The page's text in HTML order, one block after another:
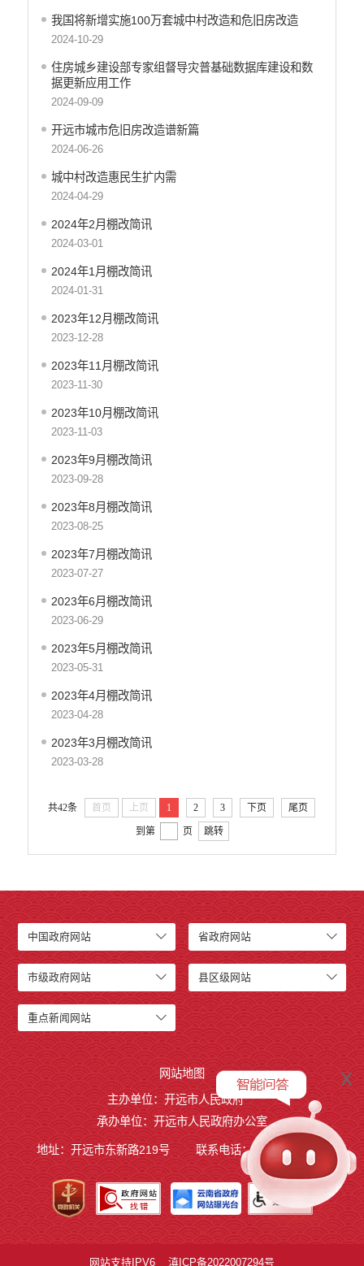
公务员管理
重大决策
财政资金直达基层
稳岗就业
应急预案
公共文化服务
涉农补贴
疫情防控
养老服务
规划计划
重大决策预公开
生态环境
食品药品监管
政府集中采购
环保督察
医疗卫生
行政许可
乡村振兴工作信息公开
我国将新增实施100万套城中村改造和危旧房改造
2024-10-29
住房城乡建设部专家组督导灾普基础数据库建设和数
据更新应用工作
2024-09-09
开远市城市危旧房改造谱新篇
2024-06-26
城中村改造惠民生扩内需
2024-04-29
2024年2月棚改简讯
2024-03-01
2024年1月棚改简讯
2024-01-31
2023年12月棚改简讯
2023-12-28
2023年11月棚改简讯
2023-11-30
2023年10月棚改简讯
2023-11-03
2023年9月棚改简讯
2023-09-28
2023年8月棚改简讯
2023-08-25
2023年7月棚改简讯
2023-07-27
2023年6月棚改简讯
2023-06-29
2023年5月棚改简讯
2023-05-31
2023年4月棚改简讯
2023-04-28
2023年3月棚改简讯
2023-03-28
共42条 首页 上页 1 2 3 下页 尾页
到第 页 跳转
中国政府网站 省政府网站
市级政府网站 县区级网站
重点新闻网站
网站地图
主办单位：开远市人民政府
承办单位：开远市人民政府办公室
地址：开远市东新路219号 联系电话：0873-7236877
网站支持IPV6 滇ICP备2022007294号
x